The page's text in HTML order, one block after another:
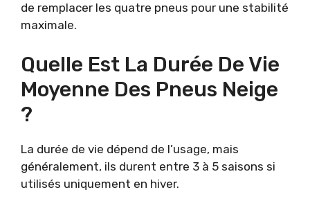
de remplacer les quatre pneus pour une stabilité
maximale.
Quelle Est La Durée De Vie
Moyenne Des Pneus Neige
?
La durée de vie dépend de l’usage, mais
généralement, ils durent entre 3 à 5 saisons si
utilisés uniquement en hiver.